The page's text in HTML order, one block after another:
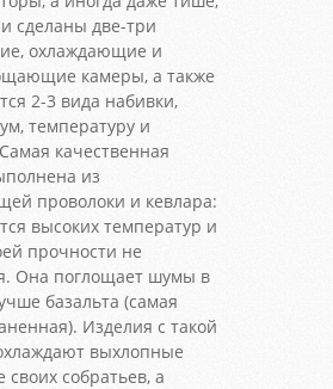
сделаны две-три
охлаждающие и
камеры, а также
2-3 вида набивки,
температуру и
качественная
из
проволоки и кевлара:
высоких температур и
прочности не
Она поглощает шумы в
базальта (самая
Изделия с такой
выхлопные
своих собратьев, а